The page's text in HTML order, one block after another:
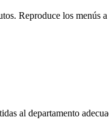
Reproduce los menús
al departamento